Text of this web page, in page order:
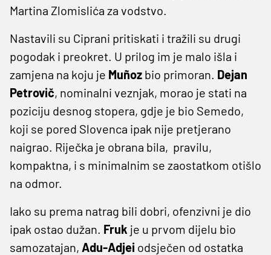
Martina Zlomislića za vodstvo.
Nastavili su Ciprani pritiskati i tražili su drugi
pogodak i preokret. U prilog im je malo išla i
zamjena na koju je Muñoz bio primoran. Dejan
Petrovič, nominalni veznjak, morao je stati na
poziciju desnog stopera, gdje je bio Semedo,
koji se pored Slovenca ipak nije pretjerano
naigrao. Riječka je obrana bila, pravilu,
kompaktna, i s minimalnim se zaostatkom otišlo
na odmor.
Iako su prema natrag bili dobri, ofenzivni je dio
ipak ostao dužan. Fruk je u prvom dijelu bio
samozatajan, Adu-Adjei odsječen od ostatka